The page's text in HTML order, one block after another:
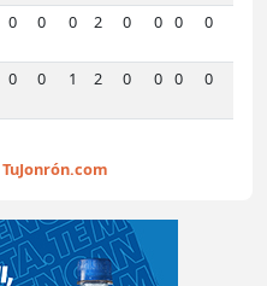
0 0 0 2 0 0 0 0
0 0 1 2 0 0 0 0
TuJonrón.com